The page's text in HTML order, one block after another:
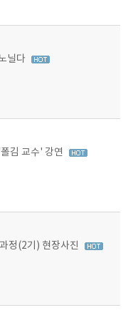
닐다
김 교수' 강연
정(2기) 현장사진